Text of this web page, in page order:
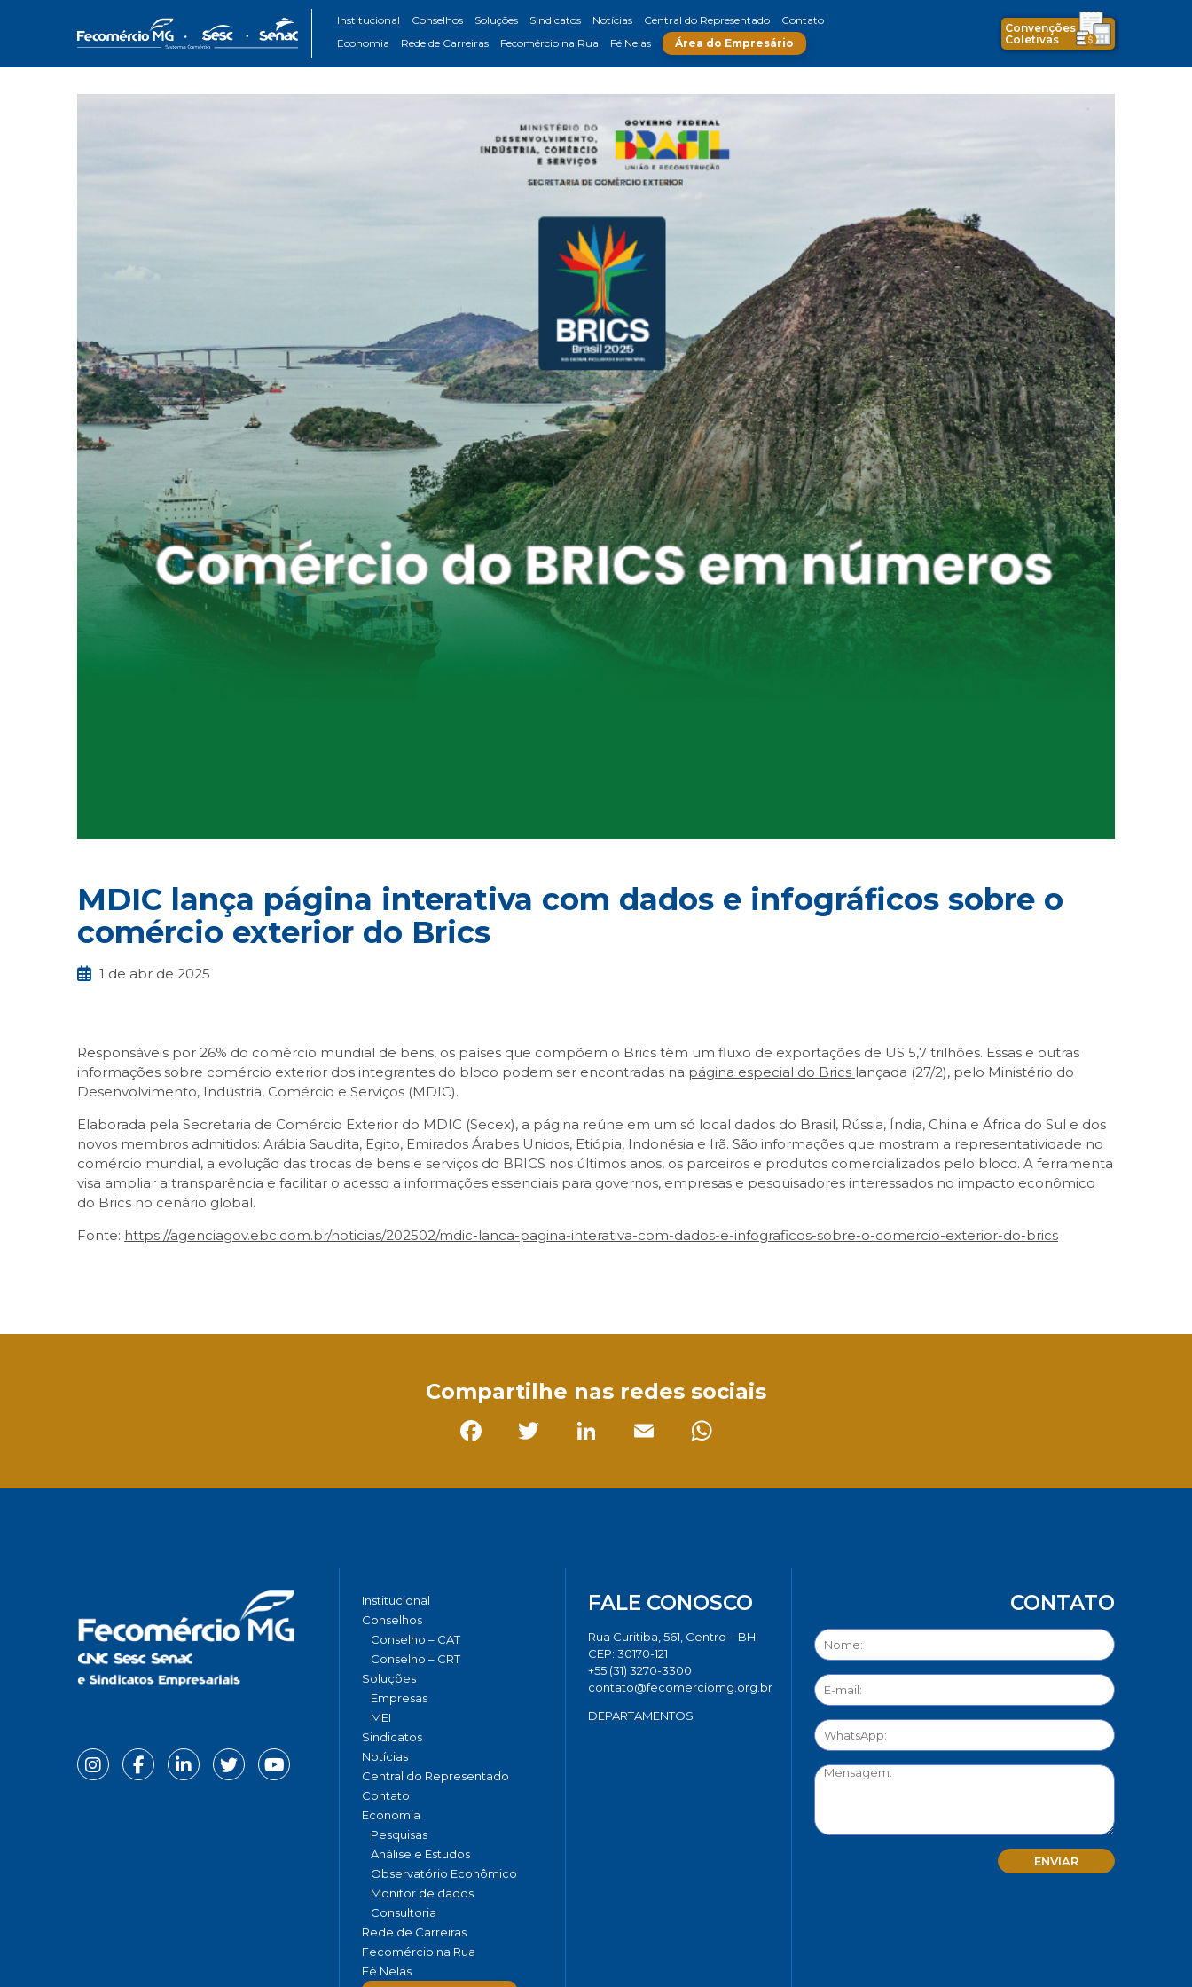
Institucional Conselhos Soluções Sindicatos Notícias Central do Representado
Contato
Economia
Rede de Carreiras Fecomércio na Rua Fé Nelas Área do Empresário
Convenções
Coletivas
MDIC lança página interativa com dados e infográficos sobre o
comércio exterior do Brics
1 de abr de 2025
Responsáveis por 26% do comércio mundial de bens, os países que compõem o Brics têm um fluxo de exportações de US 5,7 trilhões. Essas e outras
informações sobre comércio exterior dos integrantes do bloco podem ser encontradas na página especial do Brics lançada (27/2), pelo Ministério do
Desenvolvimento, Indústria, Comércio e Serviços (MDIC).
Elaborada pela Secretaria de Comércio Exterior do MDIC (Secex), a página reúne em um só local dados do Brasil, Rússia, Índia, China e África do Sul e dos
novos membros admitidos: Arábia Saudita, Egito, Emirados Árabes Unidos, Etiópia, Indonésia e Irã. São informações que mostram a representatividade no
comércio mundial, a evolução das trocas de bens e serviços do BRICS nos últimos anos, os parceiros e produtos comercializados pelo bloco. A ferramenta
visa ampliar a transparência e facilitar o acesso a informações essenciais para governos, empresas e pesquisadores interessados no impacto econômico
do Brics no cenário global.
Fonte: https://agenciagov.ebc.com.br/noticias/202502/mdic-lanca-pagina-interativa-com-dados-e-infograficos-sobre-o-comercio-exterior-do-brics
Compartilhe nas redes sociais
Institucional
Conselhos
Conselho – CAT
Conselho – CRT
Soluções
Empresas
MEI
Sindicatos
Notícias
Central do Representado
Contato
Economia
Pesquisas
Análise e Estudos
Observatório Econômico
Monitor de dados
Consultoria
Rede de Carreiras
Fecomércio na Rua
Fé Nelas
FALE CONOSCO
Rua Curitiba, 561, Centro – BH
CEP: 30170-121
+55 (31) 3270-3300
contato@fecomerciomg.org.br
DEPARTAMENTOS
CONTATO